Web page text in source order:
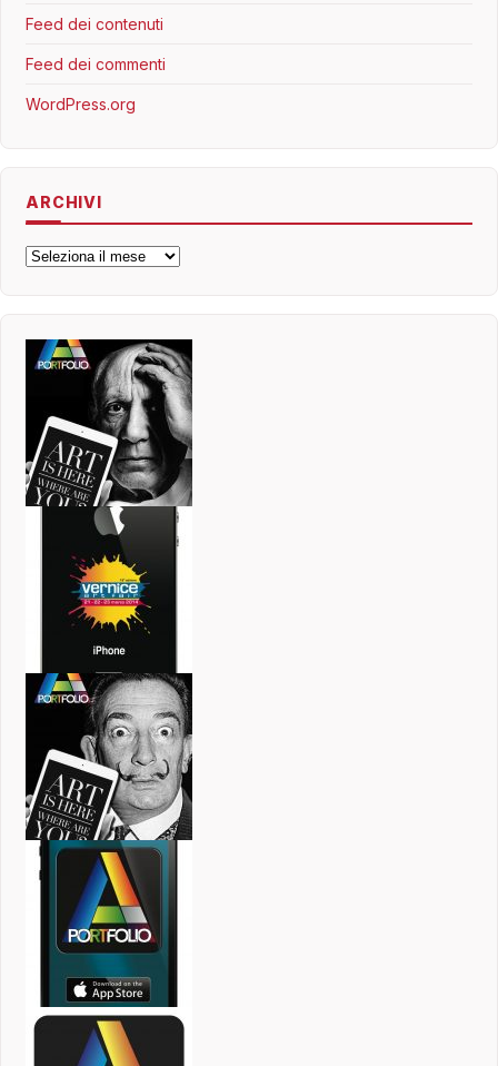
Feed dei contenuti
Feed dei commenti
WordPress.org
ARCHIVI
Archivi